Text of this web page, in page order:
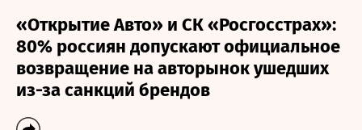
«Открытие Авто» и СК «Росгосстрах»:
80% россиян допускают официальное
возвращение на авторынок ушедших
из-за санкций брендов